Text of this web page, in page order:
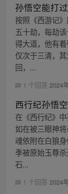
孙悟空能打
按照《西游记
五十劫，每劫
得大道，他有
仅次于三清，
回，...
1 个回答 2024
西行纪孙悟
在《西行纪》
如在被三眼神
魂依附在白狼
季被原始玉尊
石...
1 个回答 2024